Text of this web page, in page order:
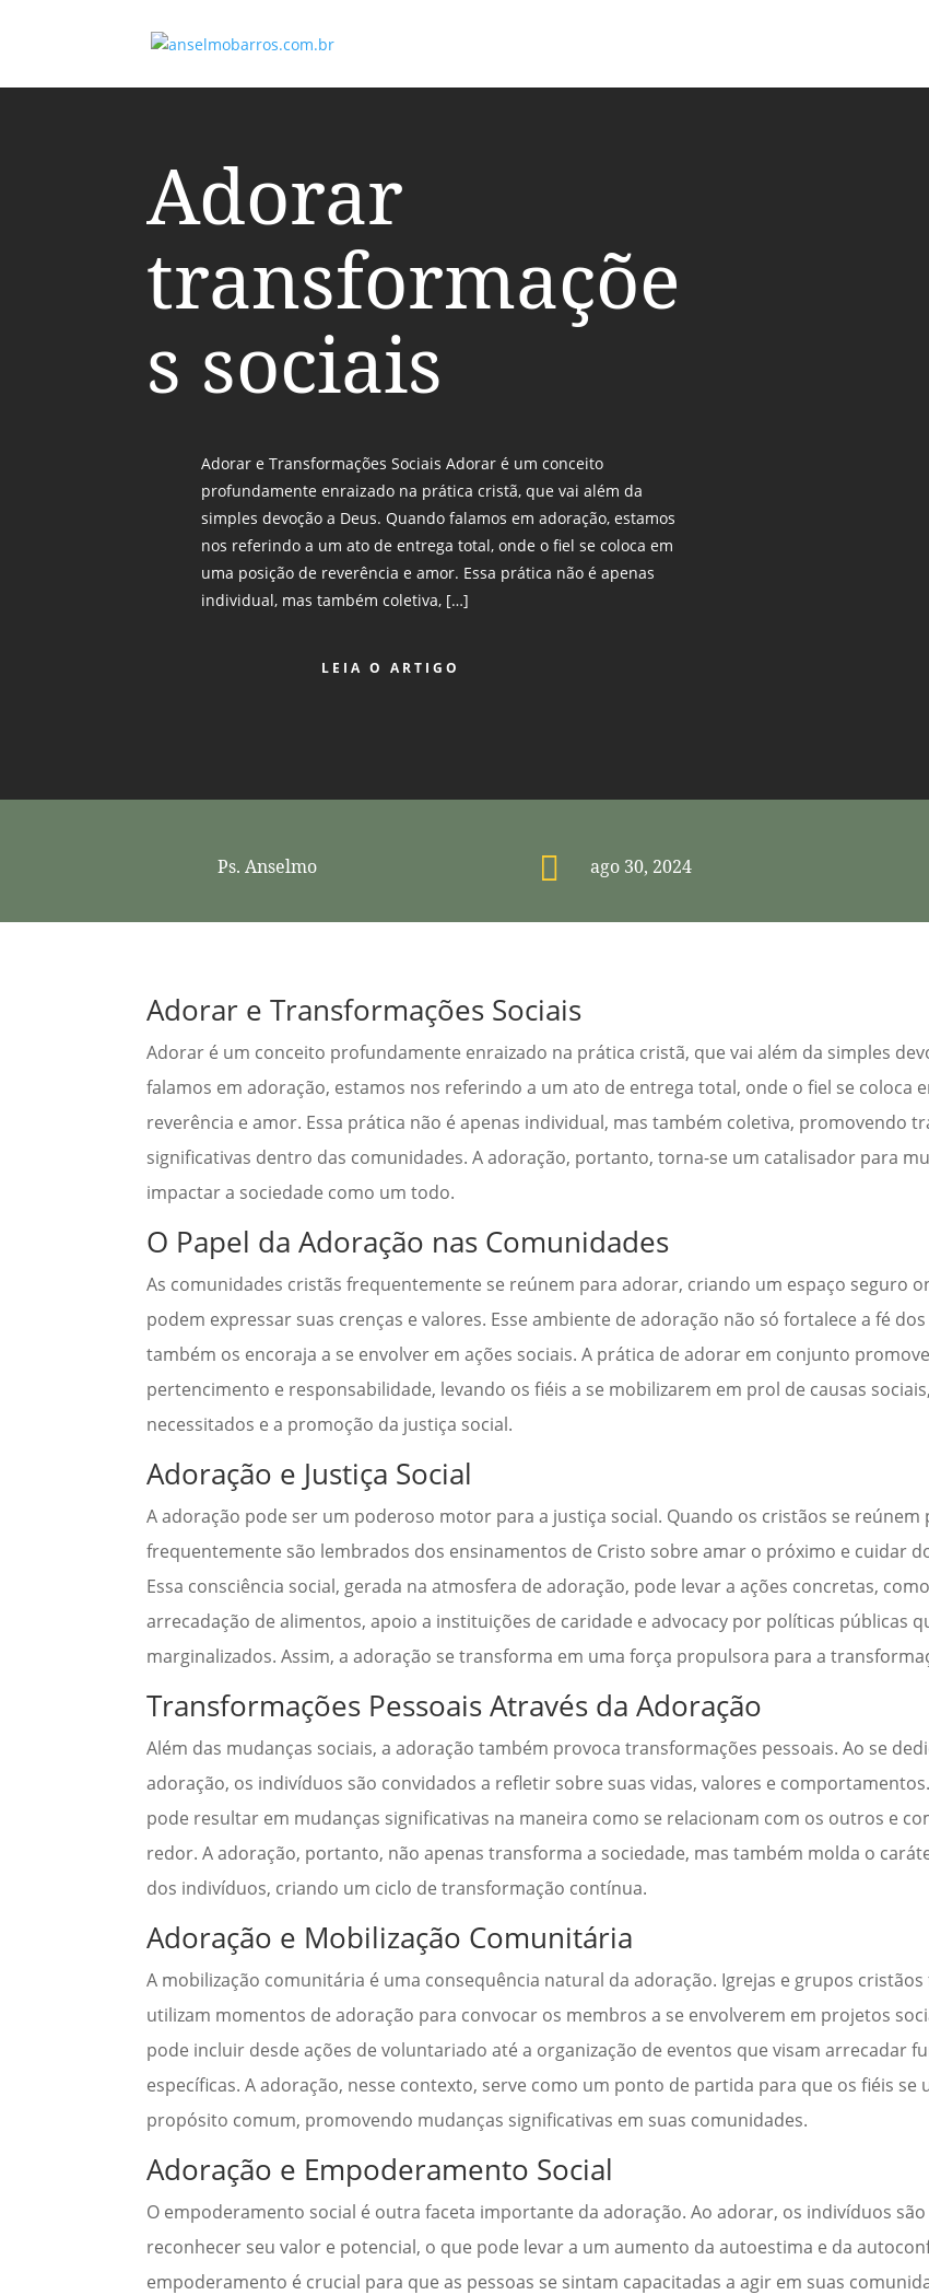
Adorar
transformaçõe
s sociais
Adorar e Transformações Sociais Adorar é um conceito
profundamente enraizado na prática cristã, que vai além da
simples devoção a Deus. Quando falamos em adoração, estamos
nos referindo a um ato de entrega total, onde o fiel se coloca em
uma posição de reverência e amor. Essa prática não é apenas
individual, mas também coletiva, […]
LEIA O ARTIGO
Ps. Anselmo  ago 30, 2024
Adorar e Transformações Sociais
Adorar é um conceito profundamente enraizado na prática cristã, que vai além da simples
falamos em adoração, estamos nos referindo a um ato de entrega total, onde o fiel se coloca
reverência e amor. Essa prática não é apenas individual, mas também coletiva, promovendo
significativas dentro das comunidades. A adoração, portanto, torna-se um catalisador para
impactar a sociedade como um todo.
O Papel da Adoração nas Comunidades
As comunidades cristãs frequentemente se reúnem para adorar, criando um espaço seguro
podem expressar suas crenças e valores. Esse ambiente de adoração não só fortalece a fé
também os encoraja a se envolver em ações sociais. A prática de adorar em conjunto
pertencimento e responsabilidade, levando os fiéis a se mobilizarem em prol de causas
necessitados e a promoção da justiça social.
Adoração e Justiça Social
A adoração pode ser um poderoso motor para a justiça social. Quando os cristãos se reúnem
frequentemente são lembrados dos ensinamentos de Cristo sobre amar o próximo e cuidar
Essa consciência social, gerada na atmosfera de adoração, pode levar a ações concretas,
arrecadação de alimentos, apoio a instituições de caridade e advocacy por políticas públicas
marginalizados. Assim, a adoração se transforma em uma força propulsora para a
Transformações Pessoais Através da Adoração
Além das mudanças sociais, a adoração também provoca transformações pessoais. Ao se
adoração, os indivíduos são convidados a refletir sobre suas vidas, valores e
pode resultar em mudanças significativas na maneira como se relacionam com os outros e
redor. A adoração, portanto, não apenas transforma a sociedade, mas também molda o
dos indivíduos, criando um ciclo de transformação contínua.
Adoração e Mobilização Comunitária
A mobilização comunitária é uma consequência natural da adoração. Igrejas e grupos
utilizam momentos de adoração para convocar os membros a se envolverem em projetos
pode incluir desde ações de voluntariado até a organização de eventos que visam arrecadar
específicas. A adoração, nesse contexto, serve como um ponto de partida para que os fiéis
propósito comum, promovendo mudanças significativas em suas comunidades.
Adoração e Empoderamento Social
O empoderamento social é outra faceta importante da adoração. Ao adorar, os indivíduos
reconhecer seu valor e potencial, o que pode levar a um aumento da autoestima e da
empoderamento é crucial para que as pessoas se sintam capacitadas a agir em suas